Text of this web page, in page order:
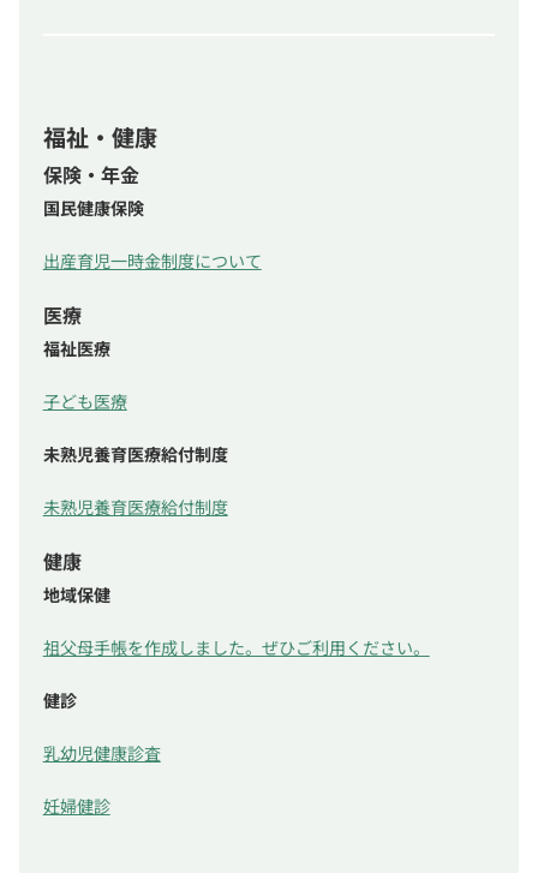
福祉・健康
保険・年金
国民健康保険
出産育児一時金制度について
医療
福祉医療
子ども医療
未熟児養育医療給付制度
未熟児養育医療給付制度
健康
地域保健
祖父母手帳を作成しました。ぜひご利用ください。
健診
乳幼児健康診査
妊婦健診